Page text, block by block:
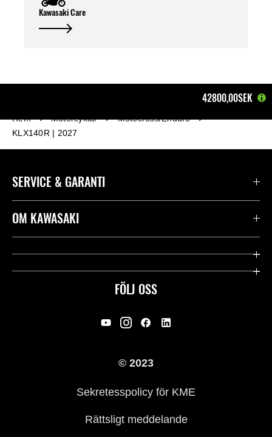
Kawasaki Care
42800,00SEK
Hem Motorcyklar
Motocross/Enduro
KLX140R | 2027
FÖLJ OSS
SERVICE & GARANTI
Kontakta oss
Användbara länkar
Rättsligt & Sekretess
OM KAWASAKI
Företag
© 2023
Sekretesspolicy för KME
Rättsligt meddelande